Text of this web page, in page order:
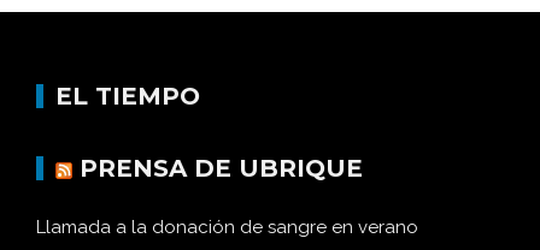
EL TIEMPO
PRENSA DE UBRIQUE
Llamada a la donación de sangre en verano